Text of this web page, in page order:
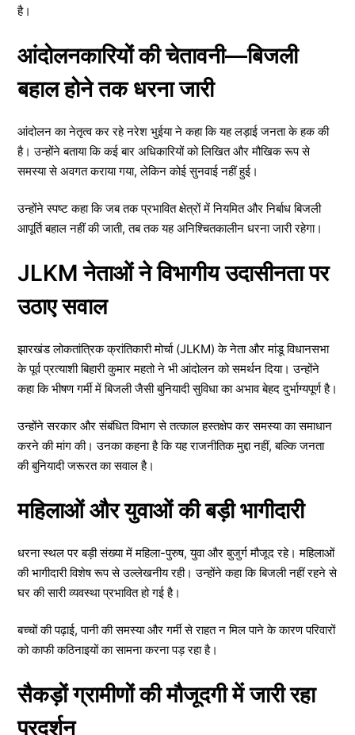
है।
आंदोलनकारियों की चेतावनी—बिजली
बहाल होने तक धरना जारी
आंदोलन का नेतृत्व कर रहे नरेश भुईया ने कहा कि यह लड़ाई जनता के हक की
है। उन्होंने बताया कि कई बार अधिकारियों को लिखित और मौखिक रूप से
समस्या से अवगत कराया गया, लेकिन कोई सुनवाई नहीं हुई।
उन्होंने स्पष्ट कहा कि जब तक प्रभावित क्षेत्रों में नियमित और निर्बाध बिजली
आपूर्ति बहाल नहीं की जाती, तब तक यह अनिश्चितकालीन धरना जारी रहेगा।
JLKM नेताओं ने विभागीय उदासीनता पर
उठाए सवाल
झारखंड लोकतांत्रिक क्रांतिकारी मोर्चा (JLKM) के नेता और मांडू विधानसभा
के पूर्व प्रत्याशी बिहारी कुमार महतो ने भी आंदोलन को समर्थन दिया। उन्होंने
कहा कि भीषण गर्मी में बिजली जैसी बुनियादी सुविधा का अभाव बेहद दुर्भाग्यपूर्ण है।
उन्होंने सरकार और संबंधित विभाग से तत्काल हस्तक्षेप कर समस्या का समाधान
करने की मांग की। उनका कहना है कि यह राजनीतिक मुद्दा नहीं, बल्कि जनता
की बुनियादी जरूरत का सवाल है।
महिलाओं और युवाओं की बड़ी भागीदारी
धरना स्थल पर बड़ी संख्या में महिला-पुरुष, युवा और बुजुर्ग मौजूद रहे। महिलाओं
की भागीदारी विशेष रूप से उल्लेखनीय रही। उन्होंने कहा कि बिजली नहीं रहने से
घर की सारी व्यवस्था प्रभावित हो गई है।
बच्चों की पढ़ाई, पानी की समस्या और गर्मी से राहत न मिल पाने के कारण परिवारों
को काफी कठिनाइयों का सामना करना पड़ रहा है।
सैकड़ों ग्रामीणों की मौजूदगी में जारी रहा
प्रदर्शन